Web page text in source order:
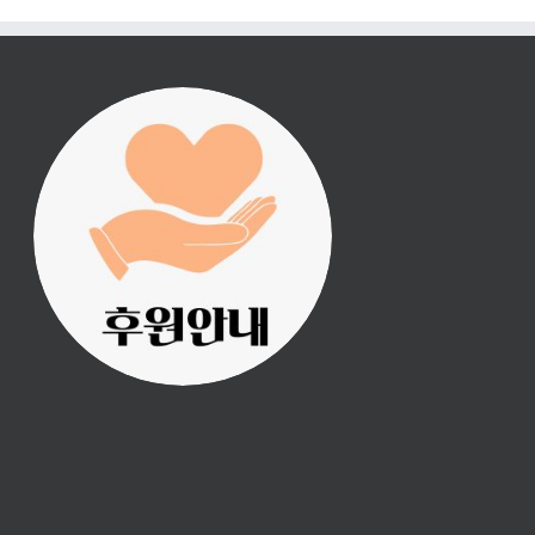
진리횃불 사역은 여러분
의 후원으로 이루어집니
다.